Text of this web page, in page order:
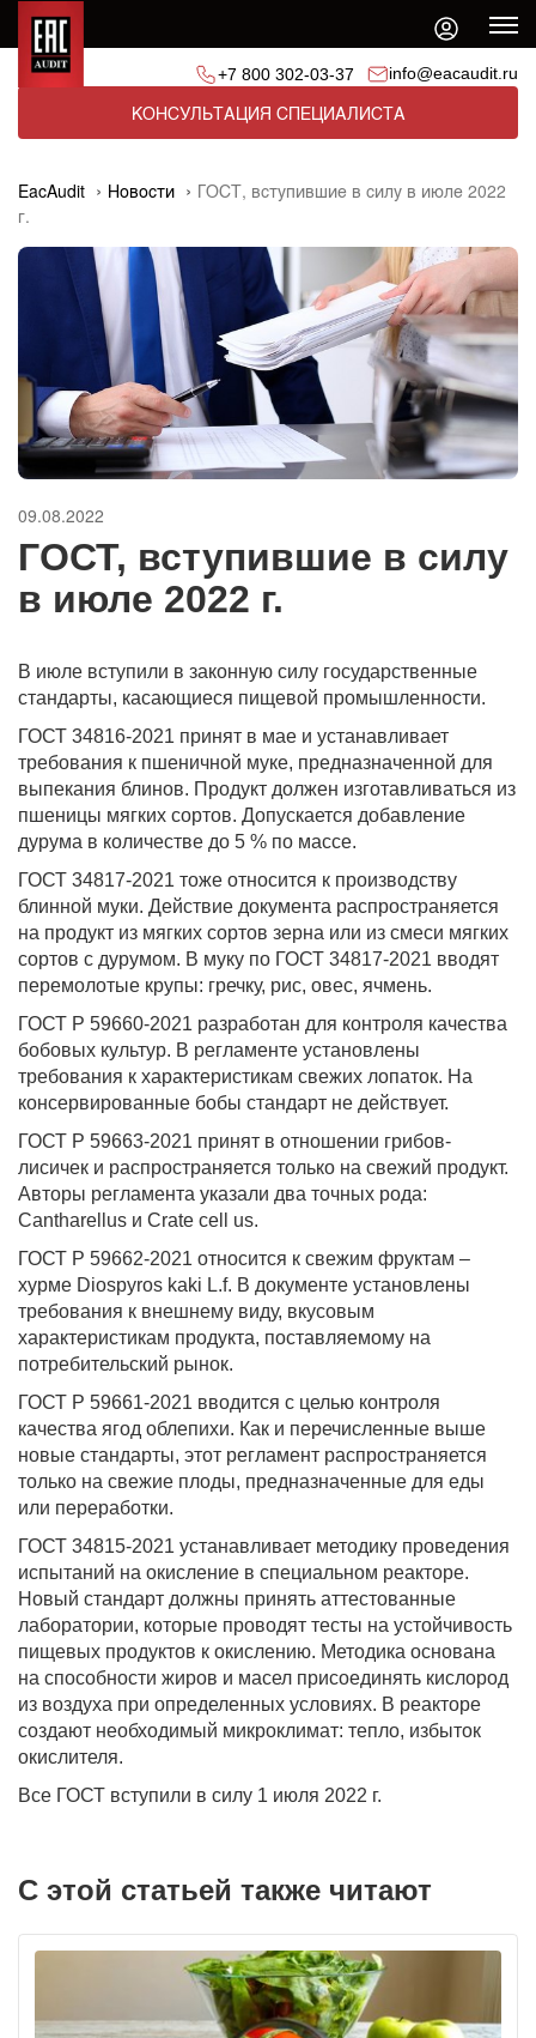
+7 800 302-03-37 info@eacaudit.ru
КОНСУЛЬТАЦИЯ СПЕЦИАЛИСТА
EacAudit Новости
ГОСТ, вступившие в силу в июле 2022
г.
09.08.2022
ГОСТ, вступившие в силу
в июле 2022 г.
В июле вступили в законную силу государственные
стандарты, касающиеся пищевой промышленности.
ГОСТ 34816-2021 принят в мае и устанавливает
требования к пшеничной муке, предназначенной для
выпекания блинов. Продукт должен изготавливаться из
пшеницы мягких сортов. Допускается добавление
дурума в количестве до 5 % по массе.
ГОСТ 34817-2021 тоже относится к производству
блинной муки. Действие документа распространяется
на продукт из мягких сортов зерна или из смеси мягких
сортов с дурумом. В муку по ГОСТ 34817-2021 вводят
перемолотые крупы: гречку, рис, овес, ячмень.
ГОСТ Р 59660-2021 разработан для контроля качества
бобовых культур. В регламенте установлены
требования к характеристикам свежих лопаток. На
консервированные бобы стандарт не действует.
ГОСТ Р 59663-2021 принят в отношении грибов-
лисичек и распространяется только на свежий продукт.
Авторы регламента указали два точных рода:
Cantharellus и Crate cell us.
ГОСТ Р 59662-2021 относится к свежим фруктам –
хурме Diospyros kaki L.f. В документе установлены
требования к внешнему виду, вкусовым
характеристикам продукта, поставляемому на
потребительский рынок.
ГОСТ Р 59661-2021 вводится с целью контроля
качества ягод облепихи. Как и перечисленные выше
новые стандарты, этот регламент распространяется
только на свежие плоды, предназначенные для еды
или переработки.
ГОСТ 34815-2021 устанавливает методику проведения
испытаний на окисление в специальном реакторе.
Новый стандарт должны принять аттестованные
лаборатории, которые проводят тесты на устойчивость
пищевых продуктов к окислению. Методика основана
на способности жиров и масел присоединять кислород
из воздуха при определенных условиях. В реакторе
создают необходимый микроклимат: тепло, избыток
окислителя.
Все ГОСТ вступили в силу 1 июля 2022 г.
С этой статьей также читают